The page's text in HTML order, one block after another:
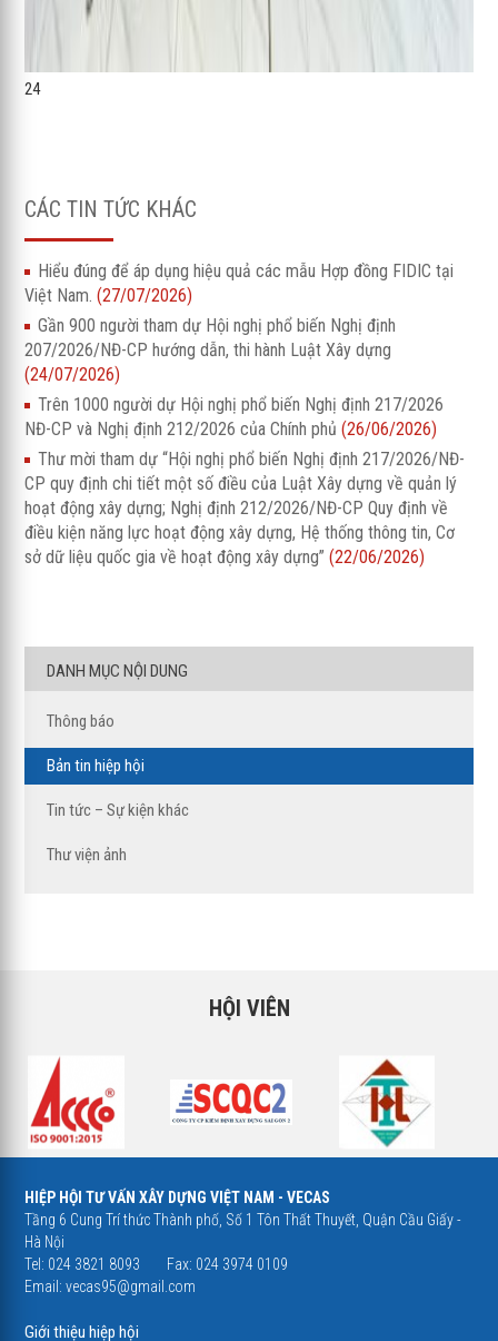
24
CÁC TIN TỨC KHÁC
Hiểu đúng để áp dụng hiệu quả các mẫu Hợp đồng FIDIC tại
Việt Nam.(27/07/2026)
Gần 900 người tham dự Hội nghị phổ biến Nghị định
207/2026/NĐ-CP hướng dẫn, thi hành Luật Xây dựng
(24/07/2026)
Trên 1000 người dự Hội nghị phổ biến Nghị định 217/2026
NĐ-CP và Nghị định 212/2026 của Chính phủ(26/06/2026)
Thư mời tham dự “Hội nghị phổ biến Nghị định 217/2026/NĐ-
CP quy định chi tiết một số điều của Luật Xây dựng về quản lý
hoạt động xây dựng; Nghị định 212/2026/NĐ-CP Quy định về
điều kiện năng lực hoạt động xây dựng, Hệ thống thông tin, Cơ
sở dữ liệu quốc gia về hoạt động xây dựng”(22/06/2026)
DANH MỤC NỘI DUNG
Thông báo
Bản tin hiệp hội
Tin tức – Sự kiện khác
Thư viện ảnh
HỘI VIÊN
HIỆP HỘI TƯ VẤN XÂY DỰNG VIỆT NAM - VECAS
Tầng 6 Cung Trí thức Thành phố, Số 1 Tôn Thất Thuyết, Quận Cầu Giấy -
Hà Nội
Tel: 024 3821 8093
Fax: 024 3974 0109
Email:vecas95@gmail.com
Giới thiệu hiệp hội